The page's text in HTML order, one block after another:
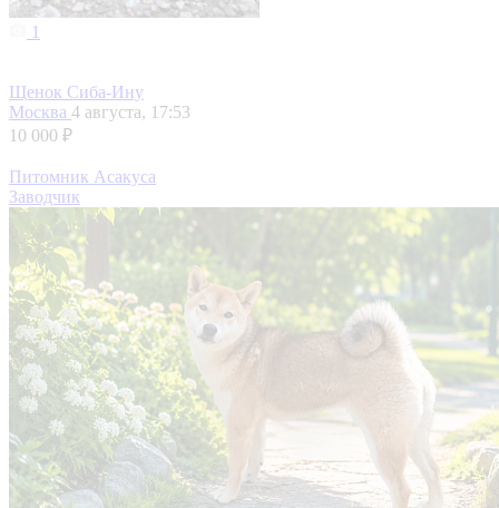
1
Щенок Сиба-Ину
Москва 4 августа, 17:53
10 000 ₽
Питомник Асакуса
Заводчик